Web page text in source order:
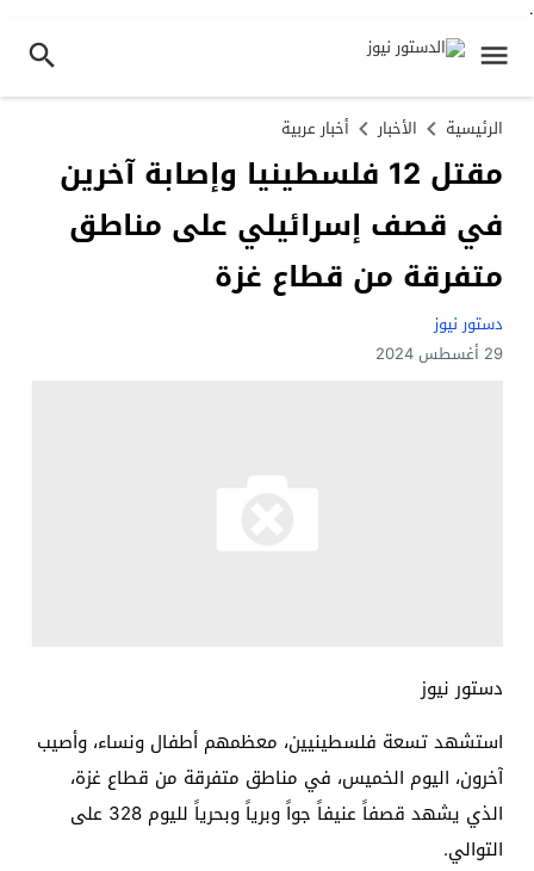
.
الرئيسية الأخبار أخبار عربية
مقتل 12 فلسطينيا وإصابة آخرين
في قصف إسرائيلي على مناطق
متفرقة من قطاع غزة
دستور نيوز
29 أغسطس 2024
دستور نيوز
استشهد تسعة فلسطينيين، معظمهم أطفال ونساء، وأصيب
آخرون، اليوم الخميس، في مناطق متفرقة من قطاع غزة،
الذي يشهد قصفاً عنيفاً جواً وبرياً وبحرياً لليوم 328 على
التوالي.